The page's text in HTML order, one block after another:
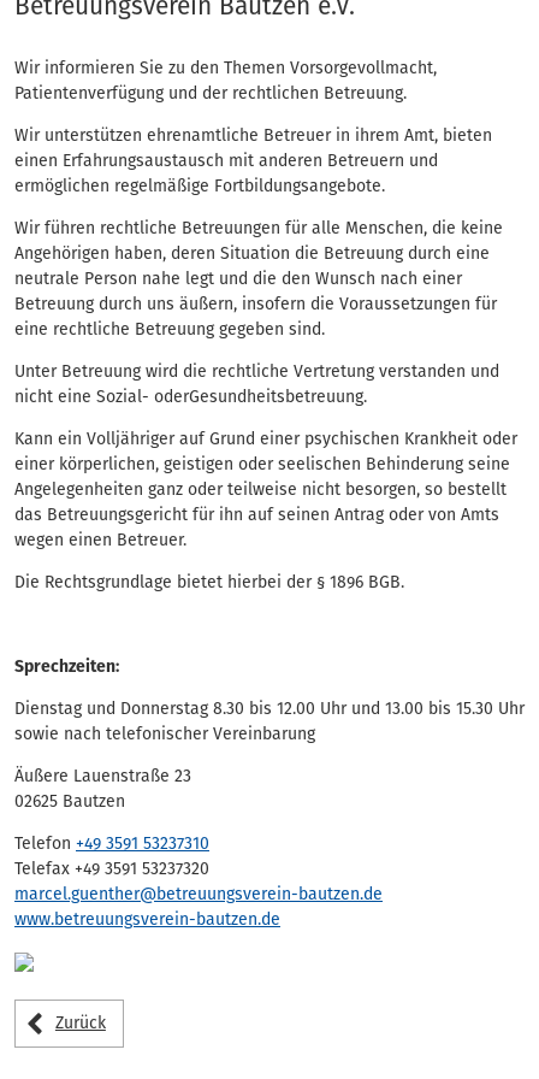
Wir informieren Sie zu den Themen Vorsorgevollmacht,
Patientenverfügung und der rechtlichen Betreuung.
Wir unterstützen ehrenamtliche Betreuer in ihrem Amt, bieten
einen Erfahrungsaustausch mit anderen Betreuern und
ermöglichen regelmäßige Fortbildungsangebote.
Wir führen rechtliche Betreuungen für alle Menschen, die keine
Angehörigen haben, deren Situation die Betreuung durch eine
neutrale Person nahe legt und die den Wunsch nach einer
Betreuung durch uns äußern, insofern die Voraussetzungen für
eine rechtliche Betreuung gegeben sind.
Unter Betreuung wird die rechtliche Vertretung verstanden und
nicht eine Sozial- oderGesundheitsbetreuung.
Kann ein Volljähriger auf Grund einer psychischen Krankheit oder
einer körperlichen, geistigen oder seelischen Behinderung seine
Angelegenheiten ganz oder teilweise nicht besorgen, so bestellt
das Betreuungsgericht für ihn auf seinen Antrag oder von Amts
wegen einen Betreuer.
Die Rechtsgrundlage bietet hierbei der § 1896 BGB.
Sprechzeiten:
Dienstag und Donnerstag 8.30 bis 12.00 Uhr und 13.00 bis 15.30 Uhr
sowie nach telefonischer Vereinbarung
Äußere Lauenstraße 23
02625 Bautzen
Telefon +49 3591 53237310
Telefax +49 3591 53237320
marcel.guenther@betreuungsverein-bautzen.de
www.betreuungsverein-bautzen.de
Zurück